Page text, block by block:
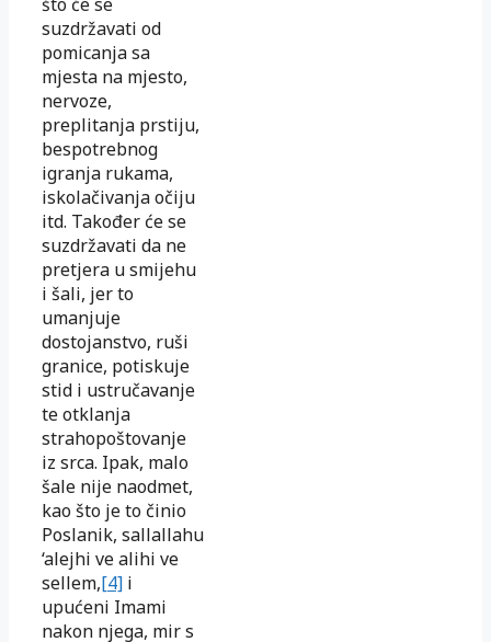
suzdržavati od
pomicanja sa
mjesta na mjesto,
nervoze,
preplitanja prstiju,
bespotrebnog
igranja rukama,
iskolačivanja očiju
itd. Također će se
suzdržavati da ne
pretjera u smijehu
i šali, jer to
umanjuje
dostojanstvo, ruši
granice, potiskuje
stid i ustručavanje
te otklanja
strahopoštovanje
iz srca. Ipak, malo
šale nije naodmet,
kao što je to činio
Poslanik, sallallahu
‘alejhi ve alihi ve
sellem,[4] i
upućeni Imami
nakon njega, mir s